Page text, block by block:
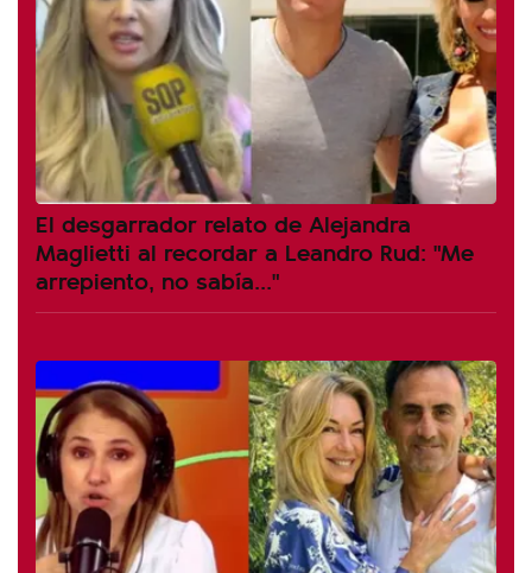
El desgarrador relato de Alejandra
Maglietti al recordar a Leandro Rud: "Me
arrepiento, no sabía..."